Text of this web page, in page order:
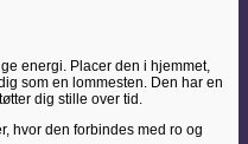
energi. Placer den i hjemmet,
som en lommesten. Den har en
dig stille over tid.
hvor den forbindes med ro og